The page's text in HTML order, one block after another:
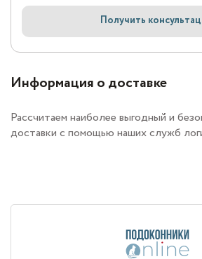
Получить
Информация о доставке
Рассчитаем наиболее выгодный и
доставки с помощью наших служб